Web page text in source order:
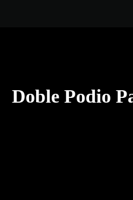
Doble Podio